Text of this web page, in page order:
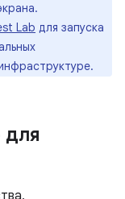
Lab для запуска